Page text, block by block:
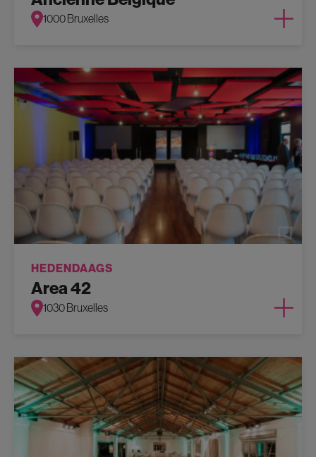
1000 Bruxelles
HEDENDAAGS
Area 42
1030 Bruxelles